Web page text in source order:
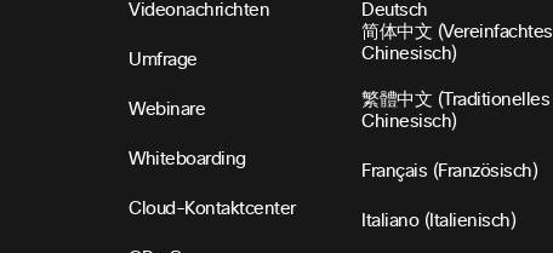
Videonachrichten
Umfrage
Webinare
Whiteboarding
Cloud-Kontaktcenter
Deutsch
简体中文 (Vereinfachtes
Chinesisch)
繁體中文 (Traditionelles
Chinesisch)
Français (Französisch)
Italiano (Italienisch)